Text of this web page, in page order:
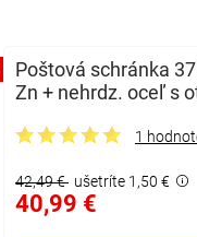
Poštová schránka
Zn + nehrdz. oceľ s
1
42,49 € ušetríte 1,50 €
40,99 €